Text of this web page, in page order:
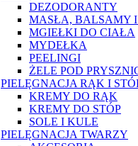
DEZODORANTY
MASŁA, BALSAMY
MGIEŁKI DO CIAŁA
MYDEŁKA
PEELINGI
ŻELE POD
PIELĘGNACJA RĄK I
KREMY DO RĄK
KREMY DO STÓP
SOLE I KULE
PIELĘGNACJA TWARZY